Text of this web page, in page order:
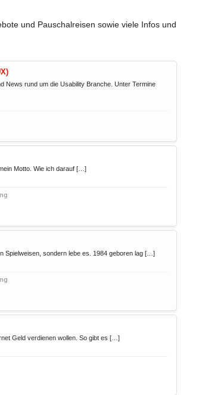
und Pauschalreisen sowie viele Infos und
News rund um die Usability Branche. Unter Termine
Motto. Wie ich darauf […]
Spielweisen, sondern lebe es. 1984 geboren lag […]
Geld verdienen wollen. So gibt es […]